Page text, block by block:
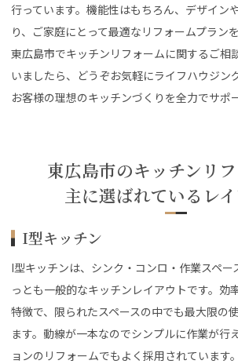
行っています。機能性はもちろん、デザイン
り、ご家庭にとって最適なリフォームプラン
東広島市でキッチンリフォームに関するご相
いましたら、どうぞお気軽にライフハウジン
お客様の理想のキッチンづくりを全力でサポ
東広島市のキッチンリ
主に選ばれているレ
I型キッチン
I型キッチンは、シンク・コンロ・作業スペー
っとも一般的なキッチンレイアウトです。効
特徴で、限られたスペースの中でも最大限の
ます。動線が一本なのでシンプルに作業が行
ョンのリフォームでもよく採用されています